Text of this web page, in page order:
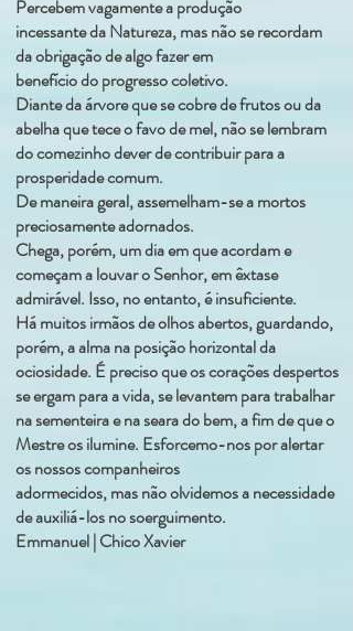
Percebem vagamente a produção
incessante da Natureza, mas não se recordam
da obrigação de algo fazer em
benefício do progresso coletivo.
Diante da árvore que se cobre de frutos ou da
abelha que tece o favo de mel, não se lembram
do comezinho dever de contribuir para a
prosperidade comum.
De maneira geral, assemelham-se a mortos
preciosamente adornados.
Chega, porém, um dia em que acordam e
começam a louvar o Senhor, em êxtase
admirável. Isso, no entanto, é insuficiente.
Há muitos irmãos de olhos abertos, guardando,
porém, a alma na posição horizontal da
ociosidade. É preciso que os corações despertos
se ergam para a vida, se levantem para trabalhar
na sementeira e na seara do bem, a fim de que o
Mestre os ilumine. Esforcemo-nos por alertar
os nossos companheiros
adormecidos, mas não olvidemos a necessidade
de auxiliá-los no soerguimento.
Emmanuel | Chico Xavier